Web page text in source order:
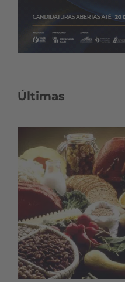
Últimas